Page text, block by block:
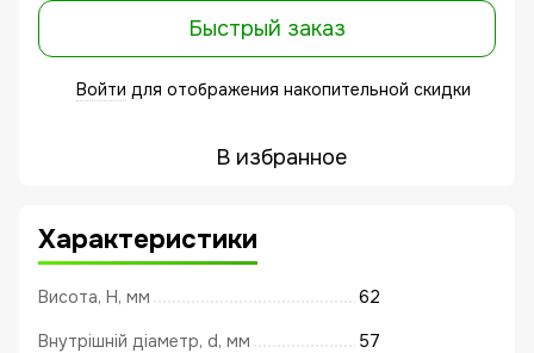
Быстрый заказ
Войти для отображения накопительной скидки
В избранное
Характеристики
Висота, Н, мм 62
Внутрішній діаметр, d, мм 57